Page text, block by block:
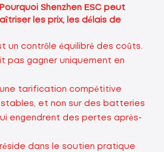
Shenzhen ESC peut
les prix, les délais de
un contrôle équilibré des coûts.
pas gagner uniquement en
une tarification compétitive
et non sur des batteries
engendrent des pertes après-
dans le soutien pratique